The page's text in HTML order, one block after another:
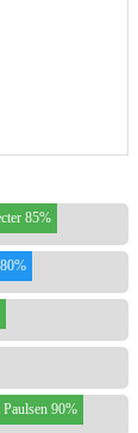
85%
90%